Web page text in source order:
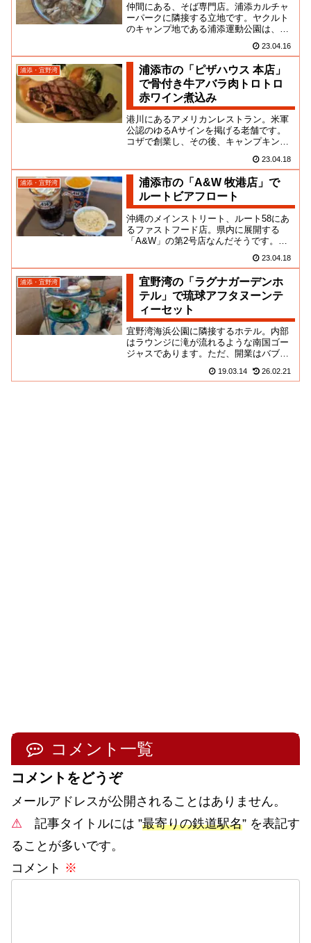
仲間にある、そば専門店。浦添カルチャ
ーパークに隣接する立地です。ヤクルト
のキャンプ地である浦添運動公園は、音
です。練習以前に野球にまるで... 23.04.16
浦添・宜野湾
浦添市の「ピザハウス 本店」
で骨付き牛アバラ肉トロトロ
赤ワイン煮込み
港川にあるアメリカンレストラン。米軍
公認のゆるAサインを掲げる老舗です。
コザで創業し、その後、キャンプキンザ
張工事の関係で、近年、港川ス... 23.04.18
浦添・宜野湾
浦添市の「A&W 牧港店」で
ルートビアフロート
沖縄のメインストリート、ルート58にあ
るファストフード店。県内に展開する
「A&W」の第2号店なんだそうです。嘉
23.04.18
浦添・宜野湾
宜野湾の「ラグナガーデンホ
テル」で琉球アフタヌーンテ
ィーセット
宜野湾海浜公園に隣接するホテル。内部
はラウンジに滝が流れるような南国ゴー
ジャスであります。ただ、開業はバブル
在はほのかにくたびれて、どこ...
19.03.14 26.02.21
コメント一覧
コメントをどうぞ
メールアドレスが公開されることはありません。
⚠ 記事タイトルには ”最寄りの鉄道駅名” を表記す
ることが多いです。
コメント ※